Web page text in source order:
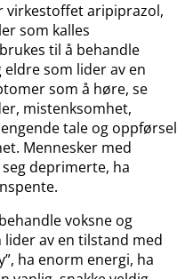
virkestoffet aripiprazol,
som kalles
til å behandle
som lider av en
som å høre, se
mistenksomhet,
tale og oppførsel
Mennesker med
deprimerte, ha
voksne og
av en tilstand med
ha enorm energi, ha